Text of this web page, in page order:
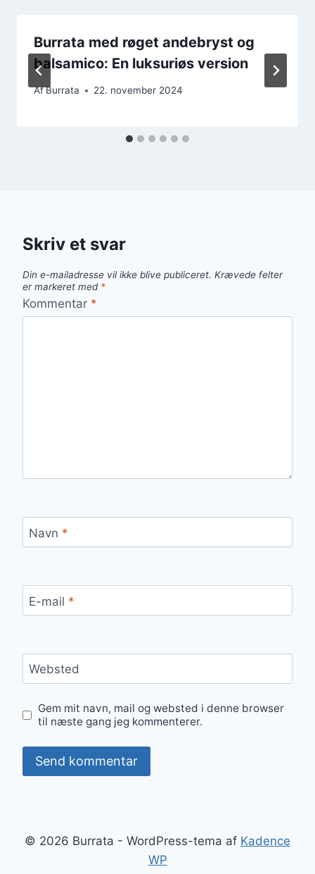
Burrata med røget andebryst og
balsamico: En luksuriøs version
AfBurrata 22. november 2024
Skriv et svar
Din e-mailadresse vil ikke blive publiceret. Krævede felter
er markeret med *
Kommentar *
Navn *
E-mail *
Websted
Gem mit navn, mail og websted i denne browser
til næste gang jeg kommenterer.
© 2026 Burrata - WordPress-tema af Kadence
WP